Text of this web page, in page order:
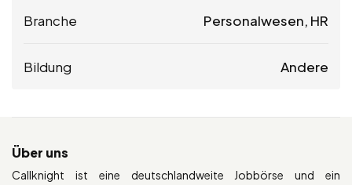
Branche Personalwesen, HR
Bildung Andere
Über uns
Callknight ist eine deutschlandweite Jobbörse und ein